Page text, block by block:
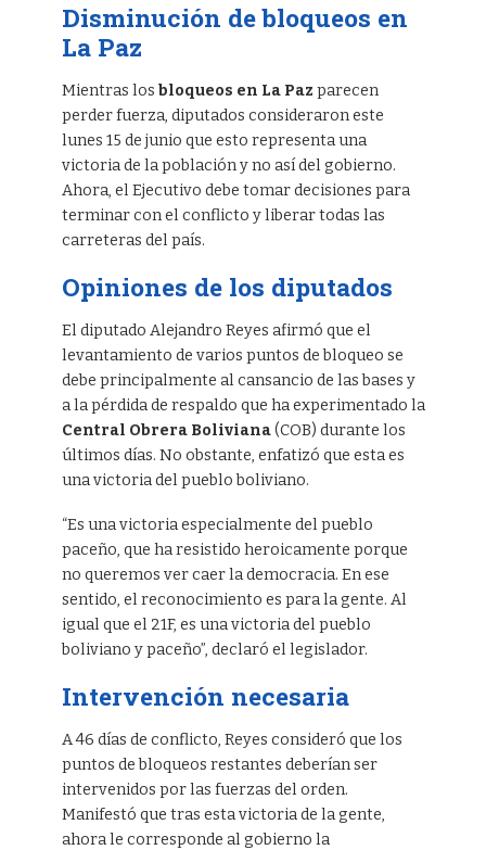
Disminución de bloqueos en
La Paz
Mientras los bloqueos en La Paz parecen
perder fuerza, diputados consideraron este
lunes 15 de junio que esto representa una
victoria de la población y no así del gobierno.
Ahora, el Ejecutivo debe tomar decisiones para
terminar con el conflicto y liberar todas las
carreteras del país.
Opiniones de los diputados
El diputado Alejandro Reyes afirmó que el
levantamiento de varios puntos de bloqueo se
debe principalmente al cansancio de las bases y
a la pérdida de respaldo que ha experimentado la
Central Obrera Boliviana(COB) durante los
últimos días. No obstante, enfatizó que esta es
una victoria del pueblo boliviano.
“Es una victoria especialmente del pueblo
paceño, que ha resistido heroicamente porque
no queremos ver caer la democracia. En ese
sentido, el reconocimiento es para la gente. Al
igual que el 21F, es una victoria del pueblo
boliviano y paceño”, declaró el legislador.
Intervención necesaria
A 46 días de conflicto, Reyes consideró que los
puntos de bloqueos restantes deberían ser
intervenidos por las fuerzas del orden.
Manifestó que tras esta victoria de la gente,
ahora le corresponde al gobierno la